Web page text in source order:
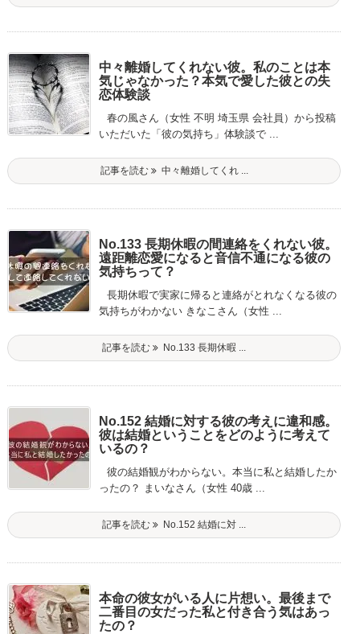
中々離婚してくれない彼。私のことは本
気じゃなかった？本気で愛した彼との失
恋体験談
春の風さん（女性 不明 埼玉県 会社員）から投稿
いただいた「彼の気持ち」体験談で ...
記事を読む 中々離婚してくれ ...
No.133 長期休暇の間連絡をくれない彼。
遠距離恋愛になると音信不通になる彼の
気持ちって？
長期休暇で実家に帰ると連絡がとれなくなる彼の
気持ちがわかない きなこさん（女性 ...
記事を読む No.133 長期休暇 ...
No.152 結婚に対する彼の考えに違和感。
彼は結婚ということをどのように考えて
いるの？
彼の結婚観がわからない。本当に私と結婚したか
ったの？ まいなさん（女性 40歳 ...
記事を読む No.152 結婚に対 ...
本命の彼女がいる人に片想い。最後まで
二番目の女だった私と付き合う気はあっ
たの？